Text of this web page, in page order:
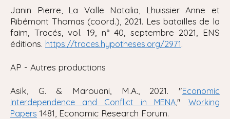
Janin Pierre, La Valle Natalia, Lhuissier Anne et
Ribémont Thomas (coord.), 2021. Les batailles de la
faim, Tracés, vol. 19, n° 40, septembre 2021, ENS
éditions. https://traces.hypotheses.org/2971.
AP - Autres productions
Asik, G. & Marouani, M.A., 2021. "Economic
Interdependence and Conflict in MENA," Working
Papers 1481, Economic Research Forum.